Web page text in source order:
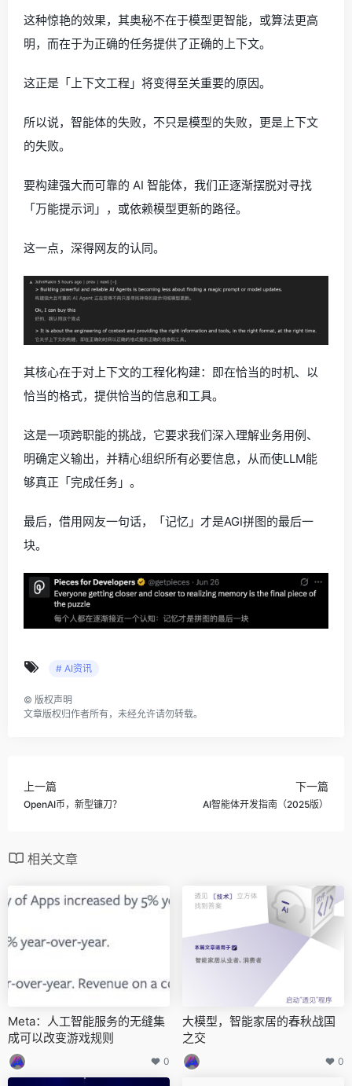
这种惊艳的效果，其奥秘不在于模型更智能，或算法更高
明，而在于为正确的任务提供了正确的上下文。
这正是「上下文工程」将变得至关重要的原因。
所以说，智能体的失败，不只是模型的失败，更是上下文
的失败。
要构建强大而可靠的 AI 智能体，我们正逐渐摆脱对寻找
「万能提示词」，或依赖模型更新的路径。
这一点，深得网友的认同。
其核心在于对上下文的工程化构建：即在恰当的时机、以
恰当的格式，提供恰当的信息和工具。
这是一项跨职能的挑战，它要求我们深入理解业务用例、
明确定义输出，并精心组织所有必要信息，从而使LLM能
够真正「完成任务」。
最后，借用网友一句话，「记忆」才是AGI拼图的最后一
块。
# AI资讯
© 版权声明
文章版权归作者所有，未经允许请勿转载。
上一篇
OpenAI币，新型镰刀？
下一篇
AI智能体开发指南（2025版）
相关文章
Meta：人工智能服务的无缝集
成可以改变游戏规则
0
大模型，智能家居的春秋战国
之交
0